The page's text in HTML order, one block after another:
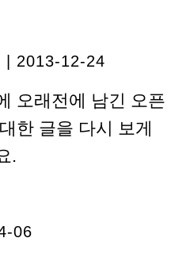
| 2013-12-24
오래전에 남긴 오픈
한 글을 다시 보게
.
06